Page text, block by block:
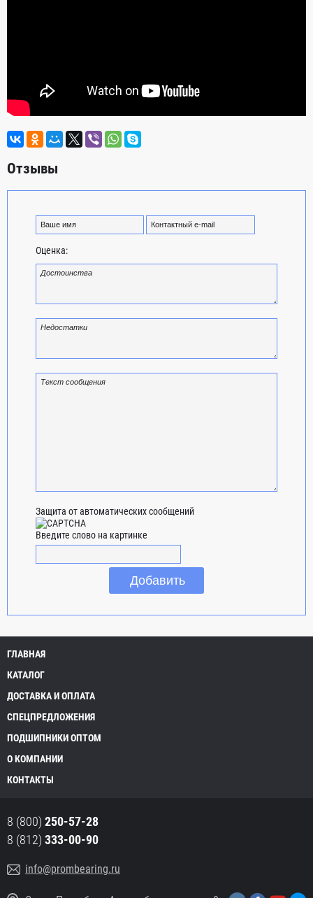
Отзывы
Оценка:
Защита от автоматических сообщений
Введите слово на картинке
ГЛАВНАЯ
КАТАЛОГ
ДОСТАВКА И ОПЛАТА
СПЕЦПРЕДЛОЖЕНИЯ
ПОДШИПНИКИ ОПТОМ
О КОМПАНИИ
КОНТАКТЫ
8 (800) 250-57-28
8 (812) 333-00-90
info@prombearing.ru